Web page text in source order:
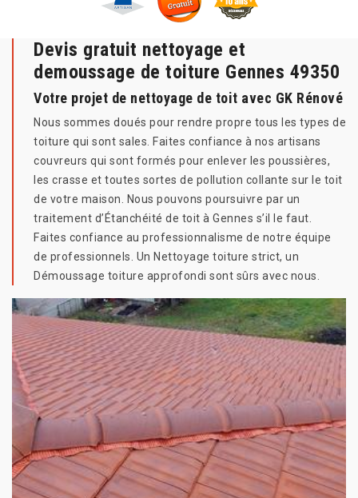
Devis gratuit nettoyage et
demoussage de toiture Gennes 49350
Votre projet de nettoyage de toit avec GK Rénové
Nous sommes doués pour rendre propre tous les types de
toiture qui sont sales. Faites confiance à nos artisans
couvreurs qui sont formés pour enlever les poussières,
les crasse et toutes sortes de pollution collante sur le toit
de votre maison. Nous pouvons poursuivre par un
traitement d’Étanchéité de toit à Gennes s’il le faut.
Faites confiance au professionnalisme de notre équipe
de professionnels. Un Nettoyage toiture strict, un
Démoussage toiture approfondi sont sûrs avec nous.